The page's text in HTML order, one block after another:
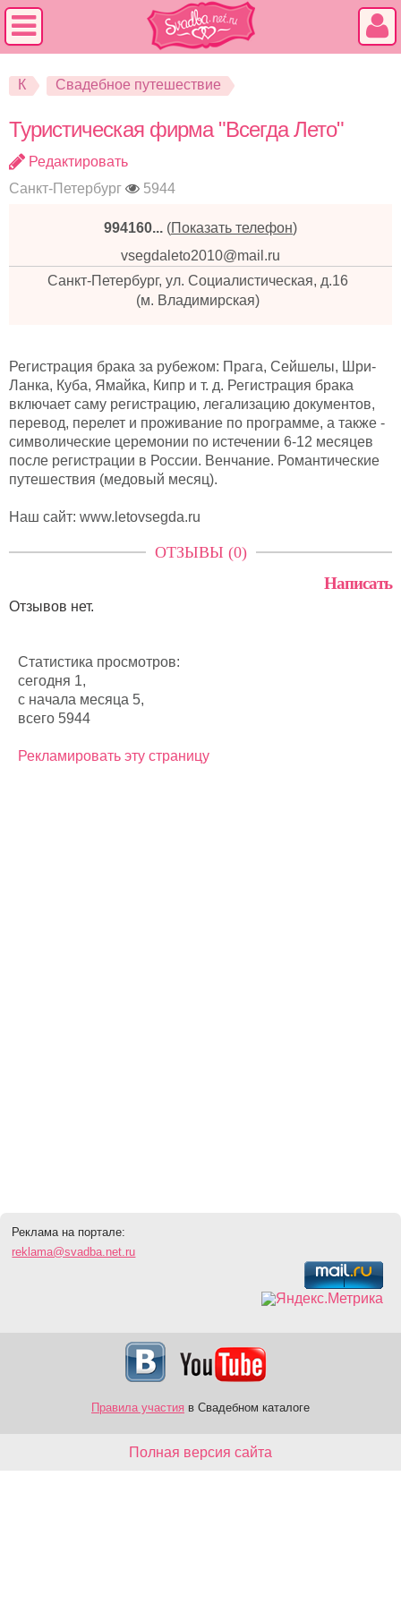
К Свадебное путешествие
Туристическая фирма "Всегда Лето"
Редактировать
Санкт-Петербург
5944
994160... (Показать телефон)
vsegdaleto2010@mail.ru
Санкт-Петербург, ул. Социалистическая, д.16
(м. Владимирская)
Регистрация брака за рубежом: Прага, Сейшелы, Шри-
Ланка, Куба, Ямайка, Кипр и т. д. Регистрация брака
включает саму регистрацию, легализацию документов,
перевод, перелет и проживание по программе, а также -
символические церемонии по истечении 6-12 месяцев
после регистрации в России. Венчание. Романтические
путешествия (медовый месяц).
Наш сайт: www.letovsegda.ru
ОТЗЫВЫ (0)
Написать
Отзывов нет.
Статистика просмотров:
сегодня 1,
с начала месяца 5,
всего 5944
Рекламировать эту страницу
Реклама на портале:
reklama@svadba.net.ru
Правила участия в Свадебном каталоге
Полная версия сайта